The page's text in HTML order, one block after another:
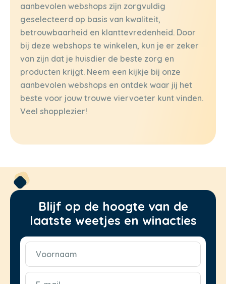
aanbevolen webshops zijn zorgvuldig
geselecteerd op basis van kwaliteit,
betrouwbaarheid en klanttevredenheid. Door
bij deze webshops te winkelen, kun je er zeker
van zijn dat je huisdier de beste zorg en
producten krijgt. Neem een kijkje bij onze
aanbevolen webshops en ontdek waar jij het
beste voor jouw trouwe viervoeter kunt vinden.
Veel shopplezier!
Blijf op de hoogte van de
laatste weetjes en winacties
Voornaam
(Vereist)
E-